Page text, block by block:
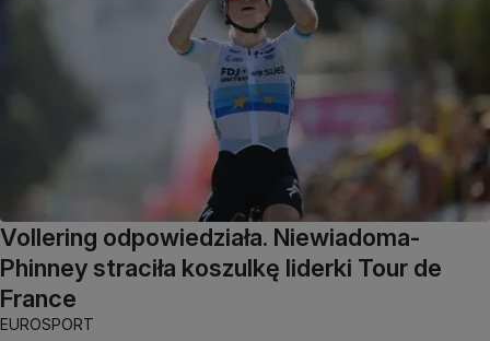
Vollering odpowiedziała. Niewiadoma-
Phinney straciła koszulkę liderki Tour de
France
EUROSPORT